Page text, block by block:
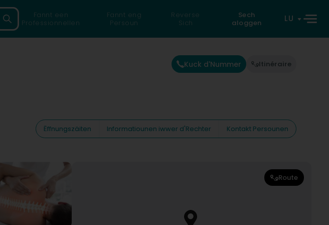
Fannt een
Professionnellen
Fannt eng
Persoun
Reverse
Sich
Sech
aloggen
LU
Kuck d'Nummer Itinéraire
Ëffnungszäiten Informatiounen iwwer d'Rechter Kontakt Persounen
Route